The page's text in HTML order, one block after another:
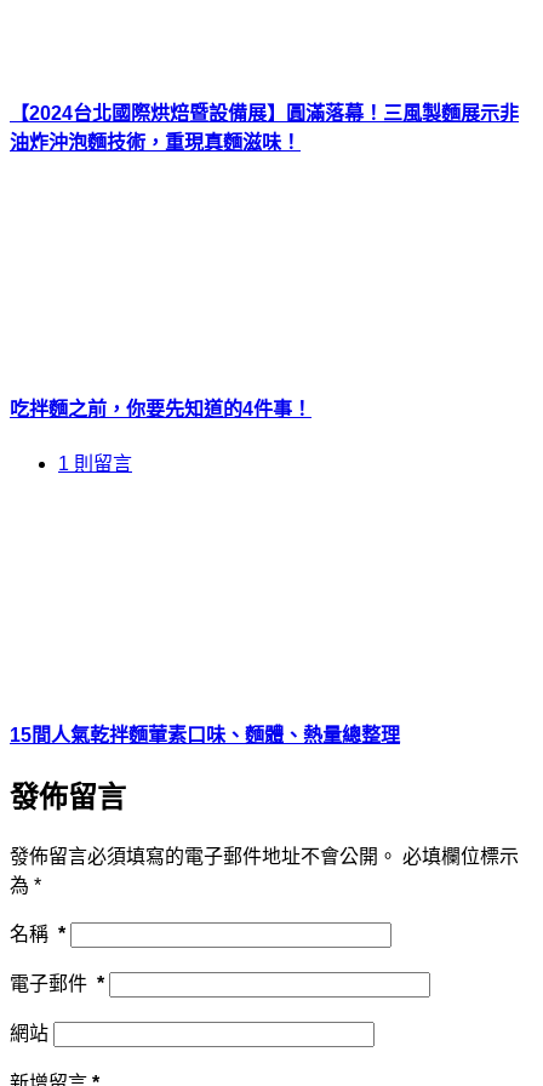
【2024台北國際烘焙暨設備展】圓滿落幕！三風製麵展示非
油炸沖泡麵技術，重現真麵滋味！
吃拌麵之前，你要先知道的4件事！
1 則留言
15間人氣乾拌麵葷素口味、麵體、熱量總整理
發佈留言
發佈留言必須填寫的電子郵件地址不會公開。 必填欄位標示
為 *
名稱 *
電子郵件 *
網站